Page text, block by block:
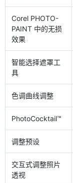
Corel PHOTO-
PAINT 中的无损
效果
智能选择遮罩工
具
色调曲线调整
PhotoCocktail™
调整预设
交互式调整照片
透视